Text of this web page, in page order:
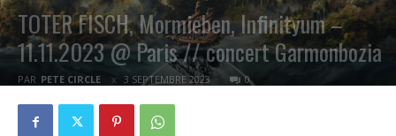
TOTER FISCH, Mormieben, Infinityum –
11.11.2023 @ Paris // concert Garmonbozia
PAR PETE CIRCLE 3 SEPTEMBRE 2023 0